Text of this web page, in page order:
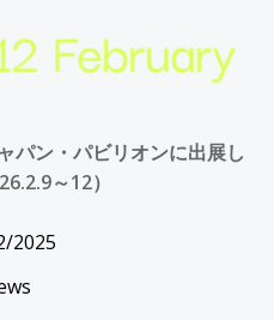
パン・パビリオンに出展し
～12）
2025